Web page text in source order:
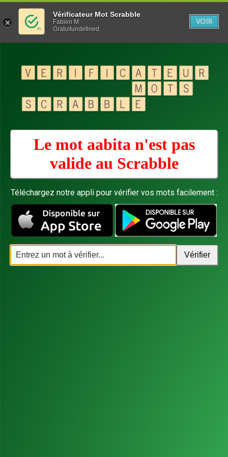
Le mot aabita n'est pas
valide au Scrabble
Téléchargez notre appli pour vérifier vos mots facilement :
Vérificateur Mot Scrabble
Fabien M
Gratuitundefined
VOIR